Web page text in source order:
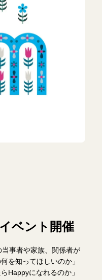
ベント開催
事者や家族、関係者が
を知ってほしいのか」
Happyになれるのか」